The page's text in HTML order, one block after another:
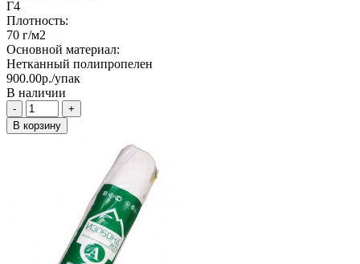
Г4
Плотность:
70 г/м2
Основной материал:
Нетканный полипропелен
900.00р./упак
В наличии
-
+
В корзину